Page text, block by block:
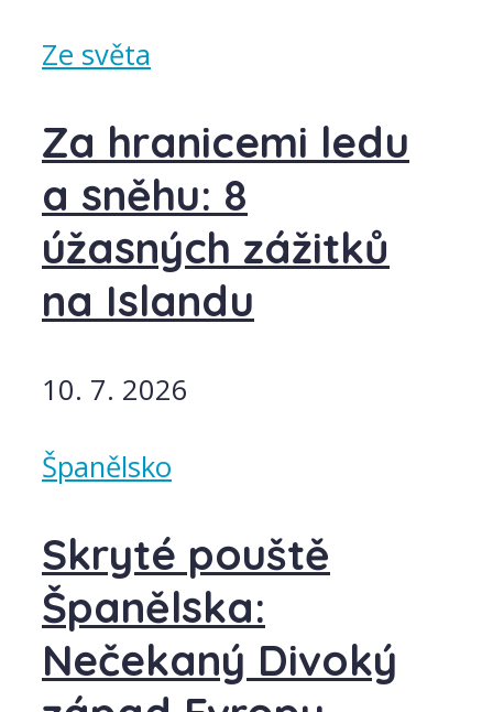
Ze světa
Za hranicemi ledu
a sněhu: 8
úžasných zážitků
na Islandu
10. 7. 2026
Španělsko
Skryté pouště
Španělska:
Nečekaný Divoký